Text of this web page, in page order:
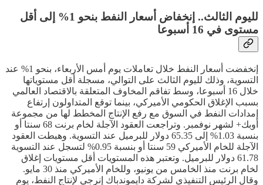
لليوم الثالث.. إنخفاض أسعار النفط بنحو 1% إلى أقل
مستوى في 16 أسبوعا
إنخفضت أسعار النفط خلال تعاملات يوم أمس الأربعاء، بنحو 1% عند
التسوية، وذلك لليوم الثالث على التوالي، مسجلة أقل مستوياتها
خلال 16 أسبوعا، وسط تفاقم المخاوف المتعلقة بالاقتصاد العالمي
بسبب الإغلاق الحكومي الأميركي، بينما توقع المتداولون إرتفاع
إمدادات النفط في السوق مع رفع الإنتاج المخطط لها من مجموعة
أوبك+ لشهر نوفمبر. وتراجعت العقود الآجلة لخام برنت 68 سنتا أو
بنسبة 1.03% إلى 65.35 دولار للبرميل عند التسوية. وهبطت العقود
الآجلة للخام الأميركي 59 سنتا أو بنسبة 0.95% لتسجل عند التسوية
61.78 دولار للبرميل. وتعتبر هذه المستويات أقل مستويات إغلاق
لخام برنت منذ الخامس من يونيو، وللخام الأميركي منذ 30 مايو.
وقال الرئيس التنفيذي لشركة دايموندباك إنرجي لإنتاج النفط، يوم